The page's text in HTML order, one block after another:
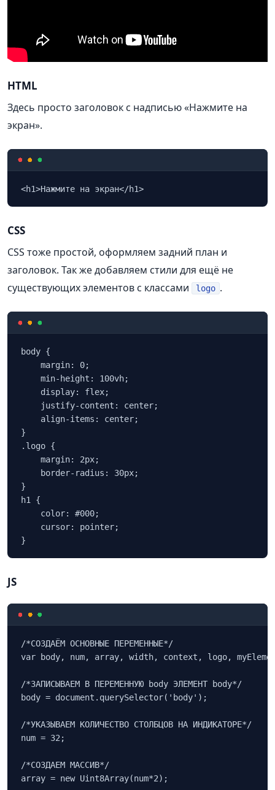
HTML
Здесь просто заголовок с надписью «Нажмите на
экран».
<h1>Нажмите на экран</h1>
CSS
CSS тоже простой, оформляем задний план и
заголовок. Так же добавляем стили для ещё не
существующих элементов с классами
logo .
body {
    margin: 0;
    min-height: 100vh;
    display: flex;
    justify-content: center;
    align-items: center;
}
.logo {
    margin: 2px;
    border-radius: 30px;
}
h1 {
    color: #000;
    cursor: pointer;
}
JS
/*СОЗДАЁМ ОСНОВНЫЕ ПЕРЕМЕННЫЕ*/
var body, num, array, width, context, logo,
/*ЗАПИСЫВАЕМ В ПЕРЕМЕННУЮ body ЭЛЕМЕНТ body*/
body = document.querySelector('body');
/*УКАЗЫВАЕМ КОЛИЧЕСТВО СТОЛБЦОВ НА ИНДИКАТОРЕ*/
num = 32;
/*СОЗДАЕМ МАССИВ*/
array = new Uint8Array(num*2);